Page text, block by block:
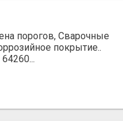
порогов, Сварочные
покрытие..